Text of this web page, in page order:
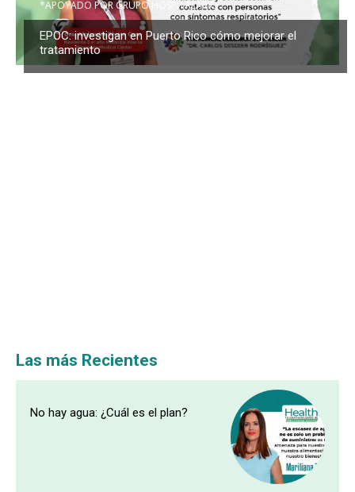
*APOYADO POR GRUPO HOSPITALARIO
EPOC: investigan en Puerto Rico cómo mejorar el
tratamiento
Las más Recientes
No hay agua: ¿Cuál es el plan?